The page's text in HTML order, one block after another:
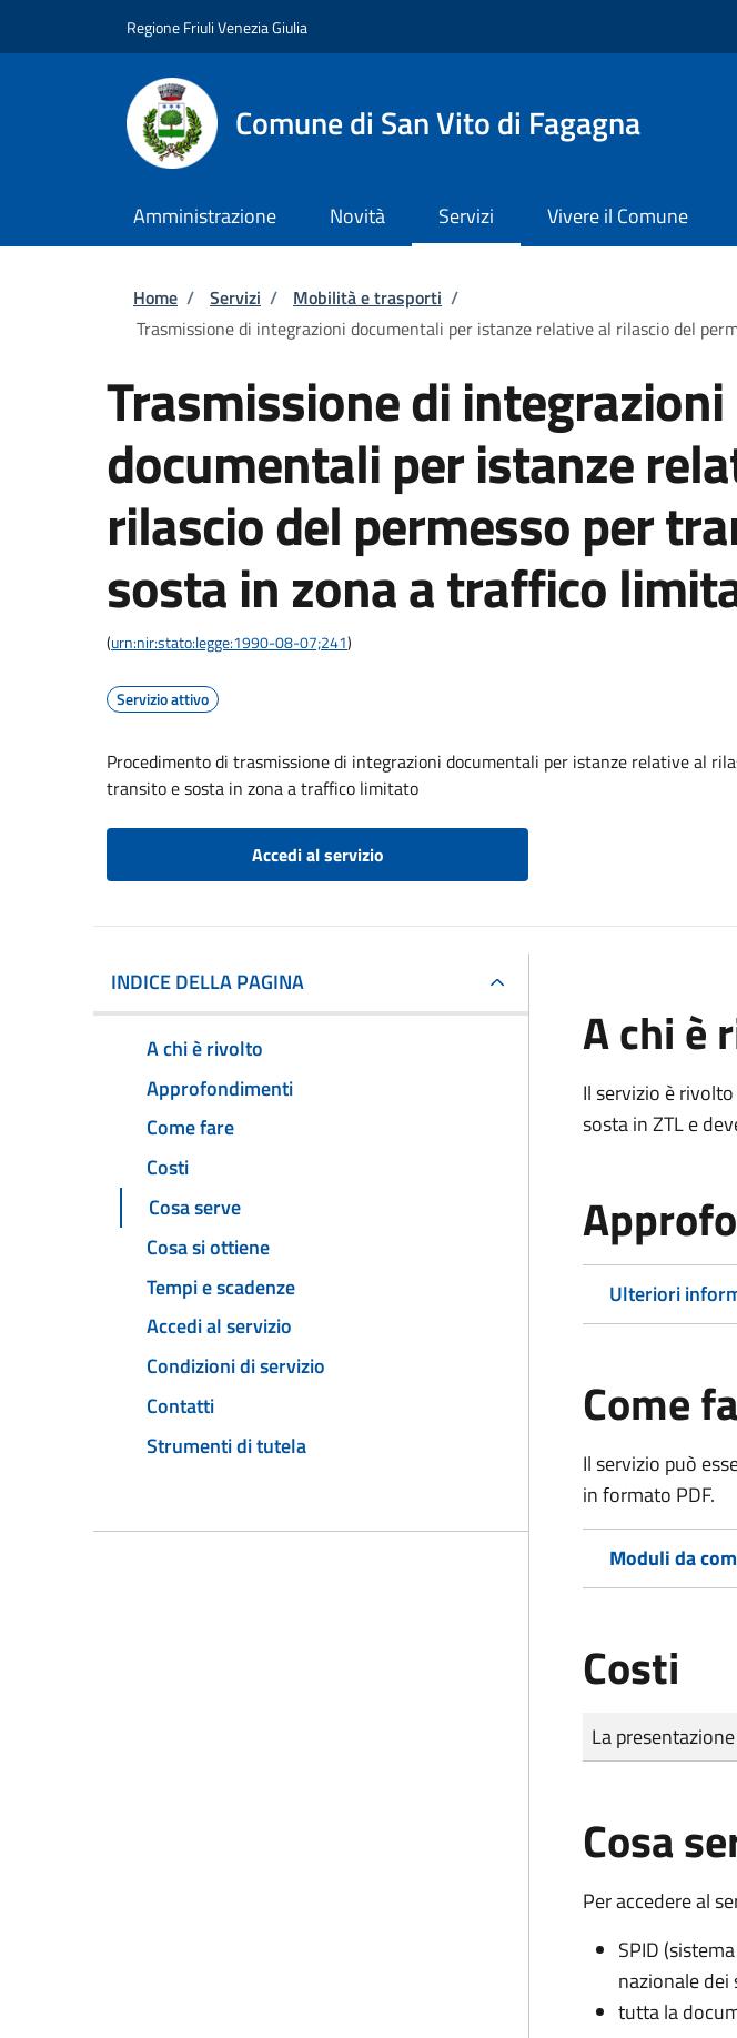
Regione Friuli Venezia Giulia
Comune di San Vito di Fagagna
Amministrazione Novità Servizi Vivere il Comune
Briciole di pane
Home / Servizi / Mobilità e trasporti /
Trasmissione di integrazioni documentali per istanze relative al rilascio del
Trasmissione di integrazioni
documentali per istanze
rilascio del permesso per
sosta in zona a traffico
(urn:nir:stato:legge:1990-08-07;241)
Servizio attivo
Procedimento di trasmissione di integrazioni documentali per istanze relative al
transito e sosta in zona a traffico limitato
Accedi al servizio
INDICE DELLA PAGINA
A chi è rivolto
Approfondimenti
Come fare
Costi
Cosa serve
Cosa si ottiene
Tempi e scadenze
Accedi al servizio
Condizioni di servizio
Contatti
Strumenti di tutela
A chi è
Il servizio è
sosta in ZTL e
Ulteriori
Come
Il servizio può
in formato PDF.
Moduli da
Costi
Tipo di
Importo
La
Cosa
Per accedere al
SPID
nazionale dei
tutta la